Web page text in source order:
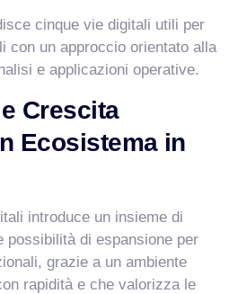
cinque vie digitali utili per
con un approccio orientato alla
e applicazioni operative.
Crescita
Ecosistema in
introduce un insieme di
possibilità di espansione per
grazie a un ambiente
rapidità e che valorizza le